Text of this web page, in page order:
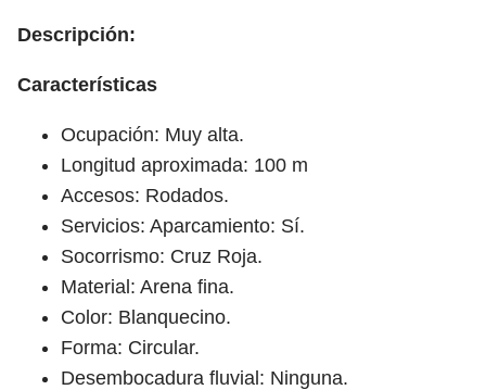
Descripción:
Características
Ocupación: Muy alta.
Longitud aproximada: 100 m
Accesos: Rodados.
Servicios: Aparcamiento: Sí.
Socorrismo: Cruz Roja.
Material: Arena fina.
Color: Blanquecino.
Forma: Circular.
Desembocadura fluvial: Ninguna.